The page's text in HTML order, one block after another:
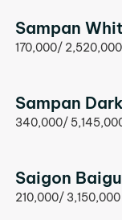
Sampan
170,000/ 2,520,000
Sampan
340,000/
Saigon
210,000/ 3,150,000